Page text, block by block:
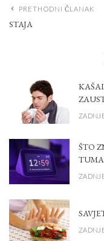
PRETHODNI ČLANAK
STAJA
ŠTO